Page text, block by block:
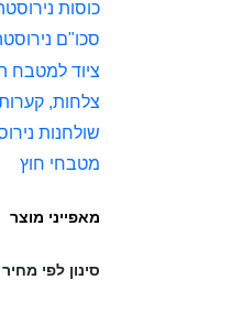
כוסות
סכו"ם
ציוד למטבח
צלחות,
שולחנות
מטבחי חוץ
מאפייני מוצר
סינון לפי מחיר